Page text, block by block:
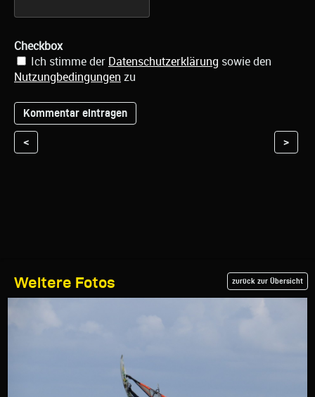
Checkbox
Ich stimme der Datenschutzerklärung sowie den
Nutzungbedingungen zu
< >
Weitere Fotos zurück zur Übersicht